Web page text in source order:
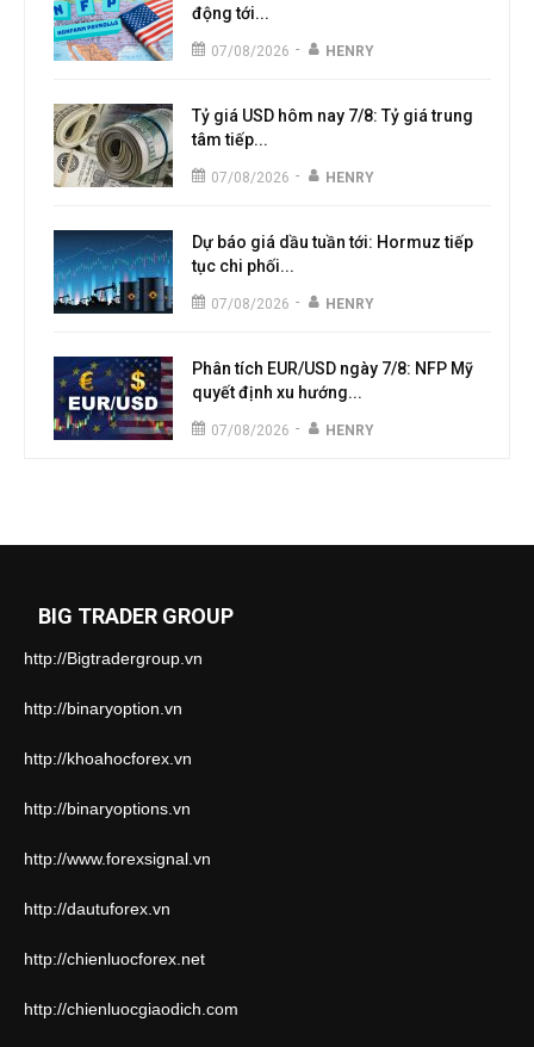
động tới...
07/08/2026 - HENRY
Tỷ giá USD hôm nay 7/8: Tỷ giá trung
tâm tiếp...
07/08/2026 - HENRY
Dự báo giá dầu tuần tới: Hormuz tiếp
tục chi phối...
07/08/2026 - HENRY
Phân tích EUR/USD ngày 7/8: NFP Mỹ
quyết định xu hướng...
07/08/2026 - HENRY
BIG TRADER GROUP
http://Bigtradergroup.vn
http://binaryoption.vn
http://khoahocforex.vn
http://binaryoptions.vn
http://www.forexsignal.vn
http://dautuforex.vn
http://chienluocforex.net
http://chienluocgiaodich.com